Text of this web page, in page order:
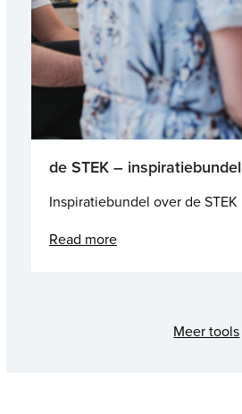
de STEK – inspiratiebundel
Inspiratiebundel over de STEK
Read more
Meer tools